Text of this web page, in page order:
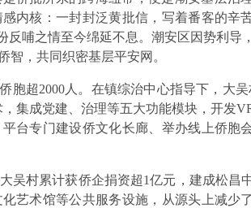
内核：一封封泛黄批信，写着番客的辛
反哺之情至今绵延不息。潮安区因势利导
智，共同织密基层平安网。
胞超2000人。在镇综治中心指导下，大吴
集成党建、治理等五大功能模块，开发
台专门建设侨文化长廊、举办线上侨胞
吴村累计获侨企捐资超1亿元，建成松昌
艺术馆等公共服务设施，从源头上减少